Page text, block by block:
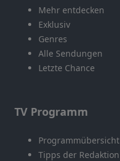
Mehr entdecken
Exklusiv
Genres
Alle Sendungen
Letzte Chance
TV Programm
Programmübersicht
Tipps der Redaktion